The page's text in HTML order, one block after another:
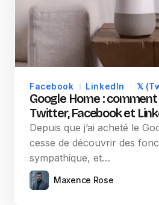
Facebook LinkedIn 𝕏
Google Home :
Twitter, Facebook et
Depuis que j’ai acheté le
cesse de découvrir des
sympathique, et…
Maxence Rose